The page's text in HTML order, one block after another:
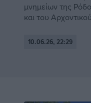
μνημείων της
και του
10.06.26, 22:29